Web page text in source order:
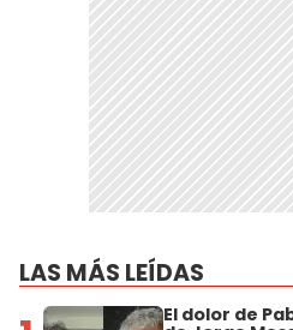
LAS MÁS LEÍDAS
El dolor de